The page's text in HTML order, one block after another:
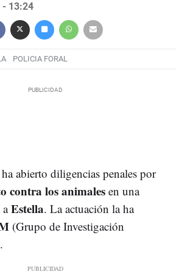
- 13:24
POLICIA FORAL
ha abierto diligencias penales por
contra los animales en una
aEstella. La actuación la ha
(Grupo de Investigación